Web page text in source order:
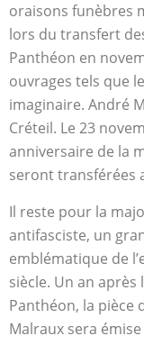
oraisons funèbres
lors du transfert
Panthéon en
ouvrages tels que
imaginaire. André
Créteil. Le 23
anniversaire de la
seront transférées
Il reste pour la
antifasciste, un
emblématique de
siècle. Un an
Panthéon, la pièce
Malraux sera